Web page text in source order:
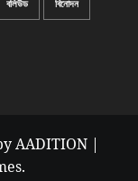
বলিউড বিনোদন
AADITION |